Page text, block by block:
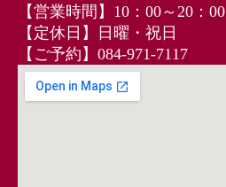
【営業時間】10：00～20：00
【定休日】日曜・祝日
【ご予約】084‐971‐7117